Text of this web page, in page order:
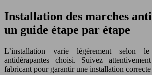
Installation des marches
un guide étape par étape
L’installation varie légèrement selon
antidérapantes choisi. Suivez
fabricant pour garantir une installation